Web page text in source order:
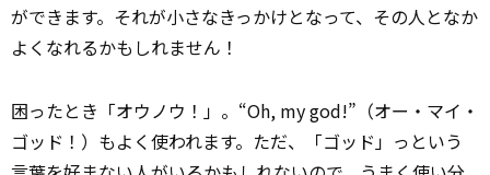
ができます。それが小さなきっかけとなって、その人となか
よくなれるかもしれません！
困ったとき「オウノウ！」。“Oh, my god!”（オー・マイ・
ゴッド！）もよく使われます。ただ、「ゴッド」っという